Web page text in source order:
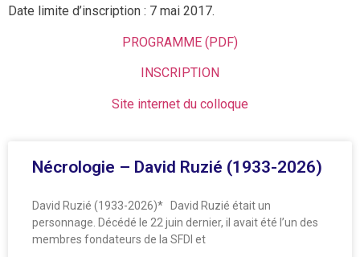
Date limite d’inscription : 7 mai 2017.
PROGRAMME (PDF)
INSCRIPTION
Site internet du colloque
Nécrologie – David Ruzié (1933-2026)
David Ruzié (1933-2026)* David Ruzié était un
personnage. Décédé le 22 juin dernier, il avait été l’un des
membres fondateurs de la SFDI et